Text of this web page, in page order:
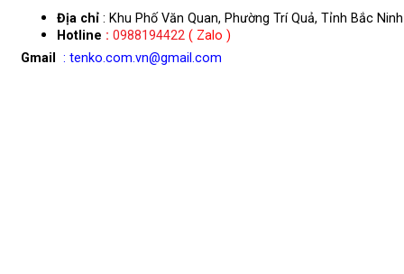
Địa chỉ : Khu Phố Văn Quan, Phường Trí Quả, Tỉnh Bắc Ninh
Hotline : 0988194422 ( Zalo )
Gmail
: tenko.com.vn@gmail.com